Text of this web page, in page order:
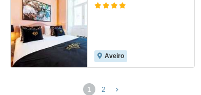
Aveiro
1
(página
2